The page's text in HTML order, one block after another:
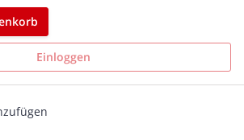
Einloggen